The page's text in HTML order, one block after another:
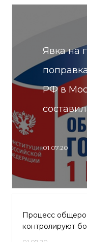
Явка на
РФ в
01.07.20
Процесс
контролируют